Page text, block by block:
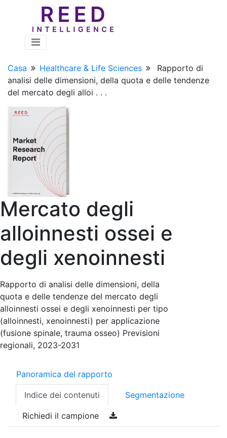
Casa Healthcare & Life Sciences
Rapporto di
analisi delle dimensioni, della quota e delle tendenze
del mercato degli alloi . . .
Mercato degli
alloinnesti ossei e
degli xenoinnesti
Rapporto di analisi delle dimensioni, della
quota e delle tendenze del mercato degli
alloinnesti ossei e degli xenoinnesti per tipo
(alloinnesti, xenoinnesti) per applicazione
(fusione spinale, trauma osseo) Previsioni
regionali, 2023-2031
Panoramica del rapporto
Indice dei contenuti Segmentazione
Richiedi il campione